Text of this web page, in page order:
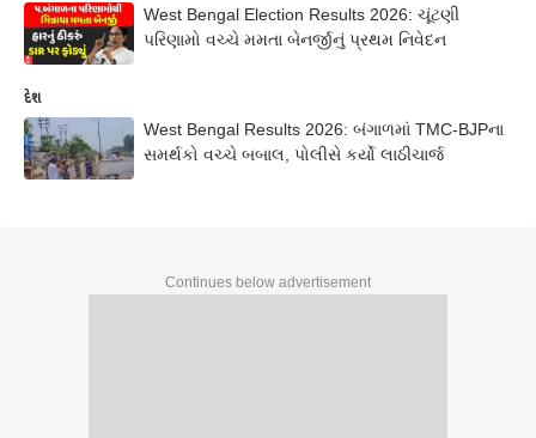
West Bengal Election Results 2026: ચૂંટણી
પરિણામો વચ્ચે મમતા બેનર્જીનું પ્રથમ નિવેદન
દેશ
West Bengal Results 2026: બંગાળમાં TMC-BJPના
સમર્થકો વચ્ચે બબાલ, પોલીસે કર્યો લાઠીચાર્જ
Continues below advertisement